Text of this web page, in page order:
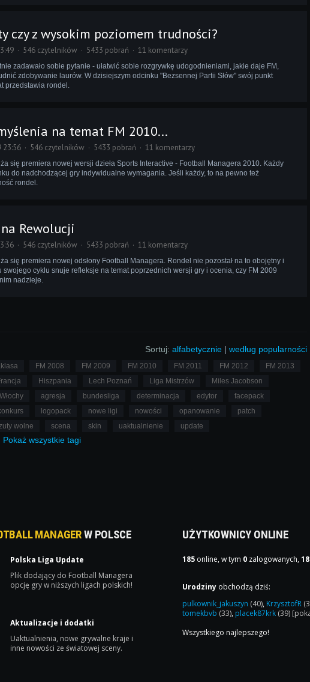
czy z wysokim poziomem trudności?
546 czytelników 5433 pobrań 11 komentarzy
zadawało sobie pytanie - ułatwić sobie rozgrywkę udogodnieniami, jakie daje FM,
zdobywanie laurów. W dzisiejszym odcinku "Bezsennej Partii Słów" swój punkt
przedstawia rondel.
na temat FM 2010...
23:56 546 czytelników 5433 pobrań 11 komentarzy
się premiera nowej wersji dzieła Sports Interactive - Football Managera 2010. Każdy
do nadchodzącej gry indywidualne wymagania. Jeśli każdy, to na pewno też
rondel.
Rewolucji
546 czytelników 5433 pobrań 11 komentarzy
się premiera nowej odsłony Football Managera. Rondel nie pozostał na to obojętny i
swojego cyklu snuje refleksje na temat poprzednich wersji gry i ocenia, czy FM 2009
nadzieje.
Sortuj: alfabetycznie |według popularności
FM 2008 FM 2009 FM 2010 FM 2011 FM 2012
FM 2013
Hiszpania Lech Poznań Liga Mistrzów
Miles Jacobson
Włochy agresja bundesliga determinacja edytor
facepack
logopack nowe ligi nowości opanowanie
patch
wolne scena skin uaktualnienie update
Pokaż wszystkietagi
MANAGERW POLSCE
Polska Liga Update
Plik dodający do Football Managera
opcję gry w niższych ligach polskich!
Aktualizacje i dodatki
Uaktualnienia, nowe grywalne kraje i
inne nowości ze światowej sceny.
UŻYTKOWNICY ONLINE
185 online, w tym 0 zalogowanych,
Urodziny obchodzą dziś:
pulkownik_jakuszyn (40), KrzysztofR
tomekbvb (33), placek87krk (39)
Wszystkiego najlepszego!